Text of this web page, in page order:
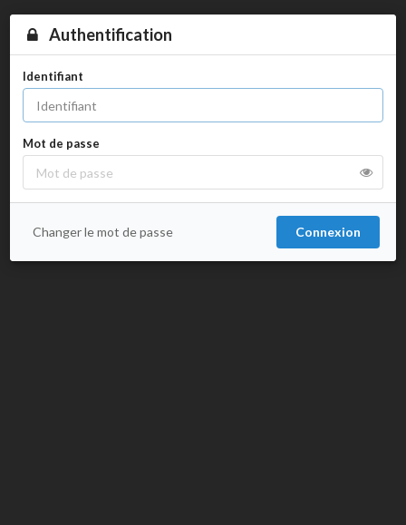
Authentification
Identifiant
Mot de passe
Changer le mot de passe Connexion